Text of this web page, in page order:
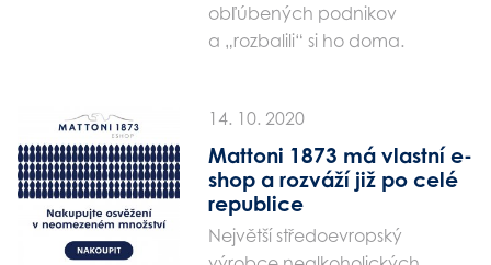
obľúbených podnikov
a „rozbalili“ si ho doma.
14. 10. 2020
Mattoni 1873 má vlastní e-
shop a rozváží již po celé
republice
Největší středoevropský